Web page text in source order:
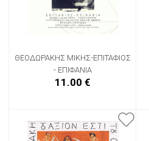
ΘΕΟΔΩΡΑΚΗΣ ΜΙΚΗΣ-ΕΠΙΤΑΦΙΟΣ
- ΕΠΙΦΑΝΙΑ
11.00 €